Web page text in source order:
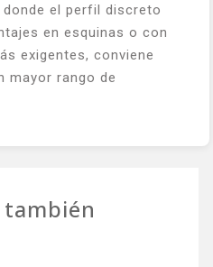
el perfil discreto
en esquinas o con
exigentes, conviene
mayor rango de